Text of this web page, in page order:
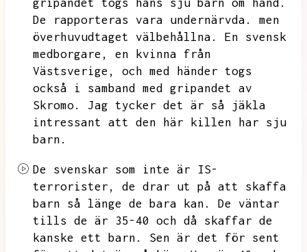
gripandet togs hans sju barn om hand.
De rapporteras vara undernärvda.
men
överhuvudtaget välbehållna.
En svensk
medborgare,
en kvinna från
Västsverige,
och med händer togs
också i samband med gripandet av
Skromo.
Jag tycker det är så jäkla
intressant att den här killen har sju
barn.
De svenskar som inte är IS-
terrorister,
de drar ut på att skaffa
barn så länge de bara kan.
De väntar
tills de är 35-40 och då skaffar de
kanske ett barn.
Sen är det för sent